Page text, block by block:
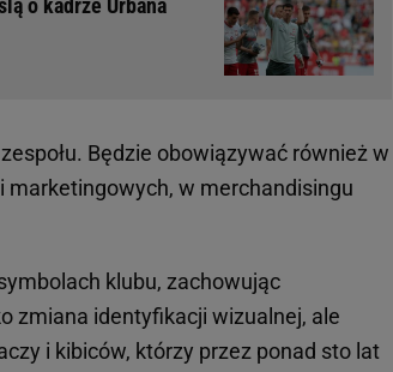
o kadrze Urbana
Będzie obowiązywać również w
marketingowych, w merchandisingu
klubu, zachowując
zmiana identyfikacji wizualnej, ale
i kibiców, którzy przez ponad sto lat